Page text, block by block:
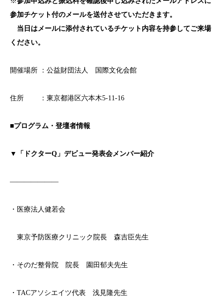
参加チケット付のメールを送付させていただきます。
当日はメールに添付されているチケット内容を持参してご来場
ください。
開催場所 ：公益財団法人 国際文化会館
住所 ：東京都港区六本木5-11-16
■プログラム・登壇者情報
▼「ドクターQ」デビュー発表会メンバー紹介
———————
・医療法人健若会
東京予防医療クリニック院長 森吉臣先生
・そのだ整骨院 院長 園田郁夫先生
・TACアソシエイツ代表 浅見隆先生